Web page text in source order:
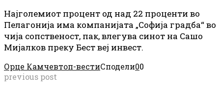
Најголемиот процент од над 22 проценти во
Пелагонија има компанијата „Софија градба“ во
чија сопственост, пак, влегува синот на Сашо
Мијалков преку Бест веј инвест.
Орце Камчевтоп-вестиСподели00
previous post